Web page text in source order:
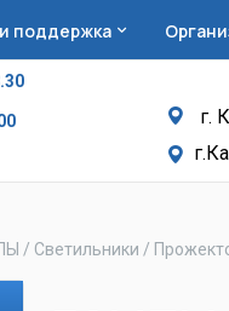
поддержка
г.
/ Светильники /